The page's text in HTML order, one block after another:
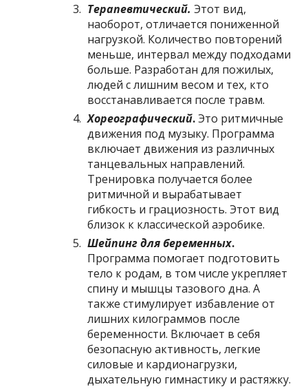
Терапевтический. Этот вид,
наоборот, отличается пониженной
нагрузкой. Количество повторений
меньше, интервал между подходами
больше. Разработан для пожилых,
людей с лишним весом и тех, кто
восстанавливается после травм.
Хореографический.Это ритмичные
движения под музыку. Программа
включает движения из различных
танцевальных направлений.
Тренировка получается более
ритмичной и вырабатывает
гибкость и грациозность. Этот вид
близок к классической аэробике.
Шейпинг для беременных.
Программа помогает подготовить
тело к родам, в том числе укрепляет
спину и мышцы тазового дна. А
также стимулирует избавление от
лишних килограммов после
беременности. Включает в себя
безопасную активность, легкие
силовые и кардионагрузки,
дыхательную гимнастику и растяжку.